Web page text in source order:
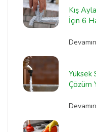
Kış
İçin 6
Yüksek
Çözüm